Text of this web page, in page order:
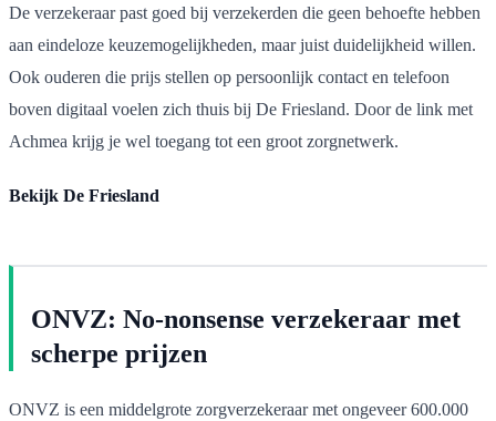
De verzekeraar past goed bij verzekerden die geen behoefte hebben
aan eindeloze keuzemogelijkheden, maar juist duidelijkheid willen.
Ook ouderen die prijs stellen op persoonlijk contact en telefoon
boven digitaal voelen zich thuis bij De Friesland. Door de link met
Achmea krijg je wel toegang tot een groot zorgnetwerk.
Bekijk De Friesland
ONVZ: No-nonsense verzekeraar met
scherpe prijzen
ONVZ is een middelgrote zorgverzekeraar met ongeveer 600.000